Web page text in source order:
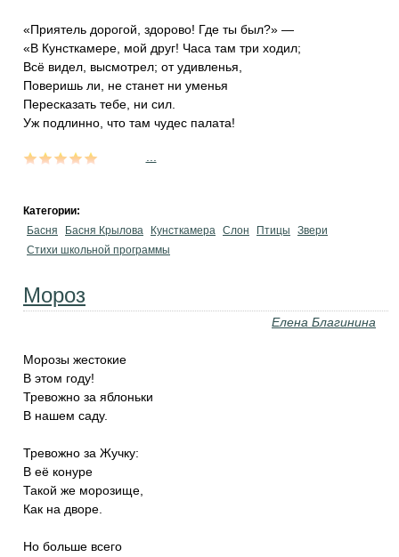
«Приятель дорогой, здорово! Где ты был?» —
«В Кунсткамере, мой друг! Часа там три ходил;
‎Всё видел, высмотрел; от удивленья,
‎Поверишь ли, не станет ни уменья
‎Пересказать тебе, ни сил.
‎Уж подлинно, что там чудес палата!
Категории:
Басня
Басня Крылова Кунсткамера Слон Птицы
Звери
Стихи школьной программы
Мороз
Елена Благинина
Морозы жестокие
В этом году!
Тревожно за яблоньки
В нашем саду.
Тревожно за Жучку:
В её конуре
Такой же морозище,
Как на дворе.
Но больше всего